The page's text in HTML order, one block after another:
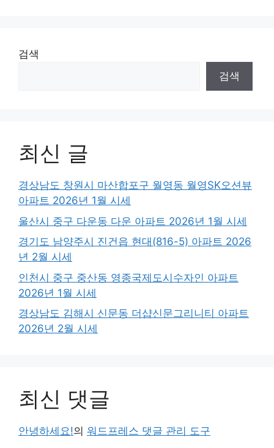
검색
검색
최신 글
경상남도 창원시 마산합포구 월영동 월영SK오션뷰
아파트 2026년 1월 시세
울산시 중구 다운동 다운 아파트 2026년 1월 시세
경기도 남양주시 진건읍 현대(816-5) 아파트 2026
년 2월 시세
인천시 중구 중산동 영종국제도시수자인 아파트
2026년 1월 시세
경상남도 김해시 신문동 더샵신문그리니티 아파트
2026년 2월 시세
최신 댓글
안녕하세요!의 워드프레스 댓글 관리 도구